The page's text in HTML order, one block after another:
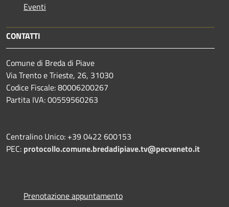
Eventi
CONTATTI
Comune di Breda di Piave
Via Trento e Trieste, 26, 31030
Codice Fiscale: 80006200267
Partita IVA: 00559560263
Centralino Unico: +39 0422 600153
PEC: protocollo.comune.bredadipiave.tv@pecveneto.it
Prenotazione appuntamento